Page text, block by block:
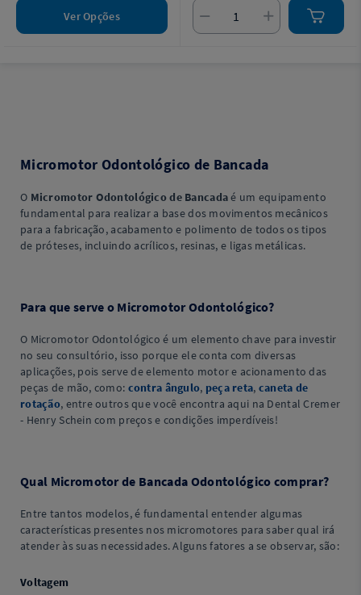
Ver Opções
Micromotor Odontológico de Bancada
O Micromotor Odontológico de Bancadaé um equipamento
fundamental para realizar a base dos movimentos mecânicos
para a fabricação, acabamento e polimento de todos os tipos
de próteses, incluindo acrílicos, resinas, e ligas metálicas.
Para que serve o Micromotor Odontológico?
O Micromotor Odontológico é um elemento chave para investir
no seu consultório, isso porque ele conta com diversas
aplicações, pois serve de elemento motor e acionamento das
peças de mão, como: contra ângulo, peça reta, caneta de
rotação, entre outros que você encontra aqui na Dental Cremer
- Henry Schein com preços e condições imperdíveis!
Qual Micromotor de Bancada Odontológico comprar?
Entre tantos modelos, é fundamental entender algumas
características presentes nos micromotores para saber qual irá
atender às suas necessidades. Alguns fatores a se observar, são:
Voltagem